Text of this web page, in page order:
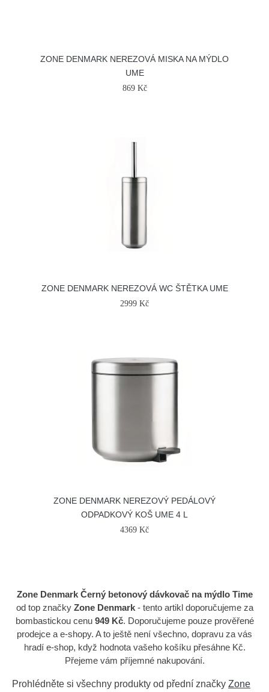
ZONE DENMARK NEREZOVÁ MISKA NA MÝDLO
UME
869 Kč
ZONE DENMARK NEREZOVÁ WC ŠTĚTKA UME
2999 Kč
ZONE DENMARK NEREZOVÝ PEDÁLOVÝ
ODPADKOVÝ KOŠ UME 4 L
4369 Kč
Zone Denmark Černý betonový dávkovač na mýdlo Time
od top značkyZone Denmark- tento artikl doporučujeme za
bombastickou cenu 949 Kč. Doporučujeme pouze prověřené
prodejce a e-shopy. A to ještě není všechno, dopravu za vás
hradí e-shop, když hodnota vašeho košíku přesáhne Kč.
Přejeme vám příjemné nakupování.
Prohlédněte si všechny produkty od přední značky Zone